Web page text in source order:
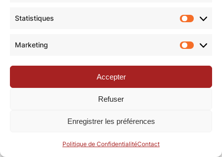
Statistiques
Marketing
Accepter
Refuser
Enregistrer les préférences
Politique de ConfidentialitéContact